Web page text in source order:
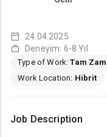
24.04.2025
Deneyim: 6-8 Yıl
Type of Work:Tam
Work Location: Hibrit
Job Description